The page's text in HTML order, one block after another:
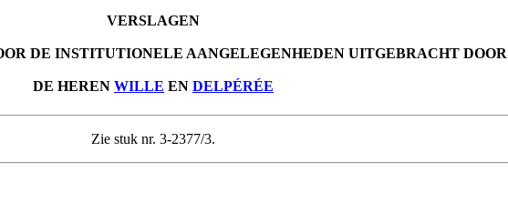
VERSLAGEN
DE INSTITUTIONELE AANGELEGENHEDEN UITGEBRACHT DOOR
DE HEREN WILLE EN DELPÉRÉE
Zie stuk nr. 3-2377/3.